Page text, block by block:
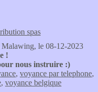
spas
Malawing, le 08-12-2023
!
nous instruire :)
, voyance par telephone,
, voyance belgique